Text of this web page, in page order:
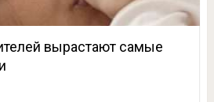
вырастают самые